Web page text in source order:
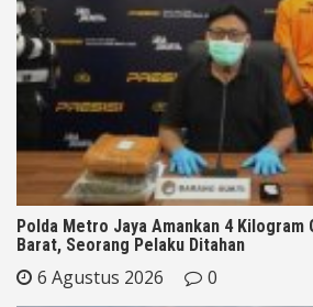
Polda Metro Jaya Amankan 4 Kilogram
Barat, Seorang Pelaku Ditahan
6 Agustus 2026 0